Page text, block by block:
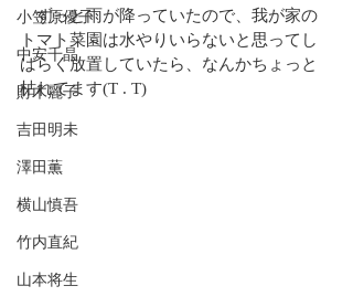
小笠原優子
中安千晶
財木麗子
吉田明未
澤田薫
横山慎吾
竹内直紀
山本将生
ずっと雨が降っていたので、我が家の
トマト菜園は水やりいらないと思ってし
ばらく放置していたら、なんかちょっと
枯れてます(T . T)